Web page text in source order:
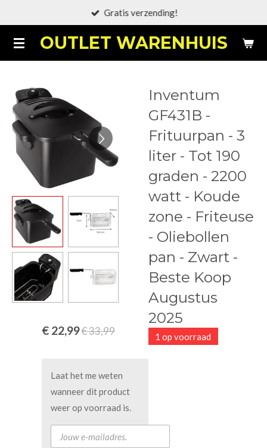
naar
de
OUTLET WARENHUIS
Gratis verzending!
Inventum
GF431B -
Frituurpan - 3
liter - Tot 190
graden - 2200
watt - Koude
zone - Friteuse
- Oliebollen
pan - Zwart -
Beste Koop
Augustus
2025
1 op voorraad
€ 22,99€ 33,99
Laat het me weten
wanneer dit product
weer op voorraad is.